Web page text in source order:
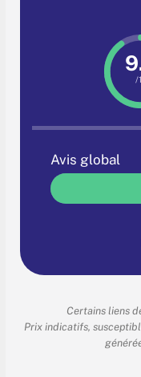
/
Avis global
Certains liens
Prix indicatifs,